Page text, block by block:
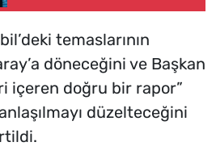
temaslarının
döneceğini ve Başkan
içeren doğru bir rapor”
düzelteceğini